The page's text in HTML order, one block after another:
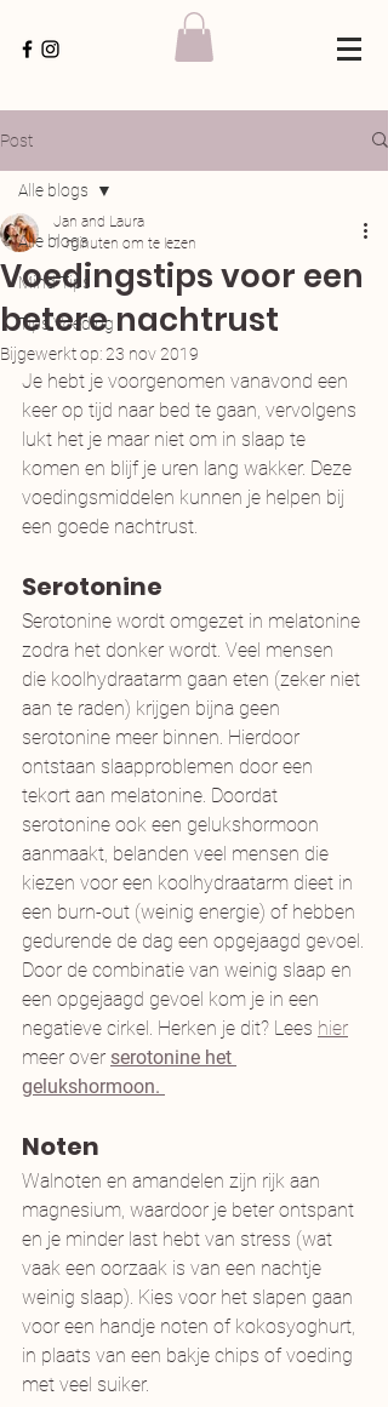
Post
Alle blogs
Mind Tips
Tips Voeding
Alle blogs
Voedingstips voor een
betere nachtrust
Jan and Laura
1 minuten om te lezen
Bijgewerkt op:23 nov 2019
Je hebt je voorgenomen vanavond een
keer op tijd naar bed te gaan, vervolgens
lukt het je maar niet om in slaap te
komen en blijf je uren lang wakker. Deze
voedingsmiddelen kunnen je helpen bij
een goede nachtrust.
Serotonine
Serotonine wordt omgezet in melatonine
zodra het donker wordt. Veel mensen
die koolhydraatarm gaan eten (zeker niet
aan te raden) krijgen bijna geen
serotonine meer binnen. Hierdoor
ontstaan slaapproblemen door een
tekort aan melatonine. Doordat
serotonine ook een gelukshormoon
aanmaakt, belanden veel mensen die
kiezen voor een koolhydraatarm dieet in
een burn-out (weinig energie) of hebben
gedurende de dag een opgejaagd gevoel.
Door de combinatie van weinig slaap en
een opgejaagd gevoel kom je in een
negatieve cirkel. Herken je dit? Lees hier
meer over serotonine het
gelukshormoon.
Noten
Walnoten en amandelen zijn rijk aan
magnesium, waardoor je beter ontspant
en je minder last hebt van stress (wat
vaak een oorzaak is van een nachtje
weinig slaap). Kies voor het slapen gaan
voor een handje noten of kokosyoghurt,
in plaats van een bakje chips of voeding
met veel suiker.